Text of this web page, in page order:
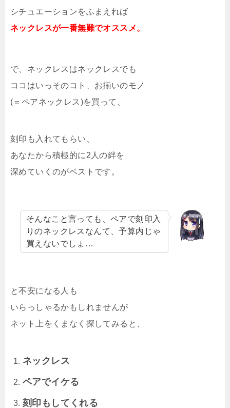
シチュエーションをふまえれば
ネックレスが一番無難でオススメ。
で、ネックレスはネックレスでも
ココはいっそのコト、お揃いのモノ
(＝ペアネックレス)を買って、
刻印も入れてもらい、
あなたから積極的に2人の絆を
深めていくのがベストです。
そんなこと言っても、ペアで刻印入
りのネックレスなんて、予算内じゃ
買えないでしょ…
と不安になる人も
いらっしゃるかもしれませんが
ネット上をくまなく探してみると、
ネックレス
ペアでイケる
刻印もしてくれる